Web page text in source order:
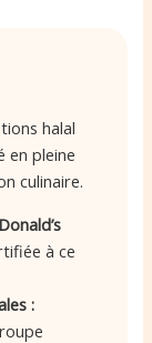
halal
en pleine
culinaire.
à ce
: